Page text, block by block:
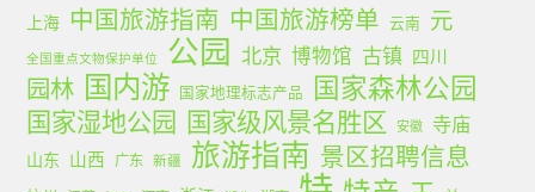
上海 中国旅游指南 中国旅游榜单 云南 元
全国重点文物保护单位 公园 北京 博物馆 古镇 四川
园林 国内游 国家地理标志产品 国家森林公园
国家湿地公园 国家级风景名胜区 安徽 寺庙
山东 山西 广东 新疆 旅游指南 景区招聘信息